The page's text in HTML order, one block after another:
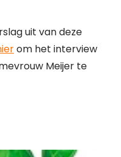
uit van deze
om het interview
Meijer te